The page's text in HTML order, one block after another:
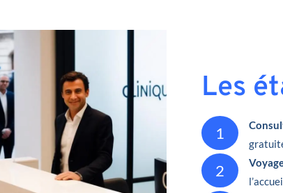
Les
1
2